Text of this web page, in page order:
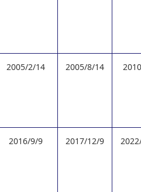
2005/2/14 2005/8/14
2016/9/9 2017/12/9